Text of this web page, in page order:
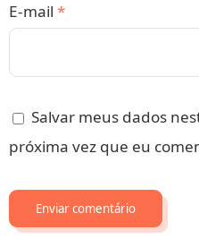
E-mail *
Salvar meus dados
próxima vez que eu